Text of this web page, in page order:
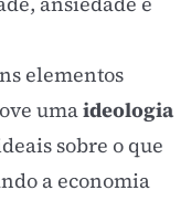
elementos
umaideologia
sobre o que
a economia